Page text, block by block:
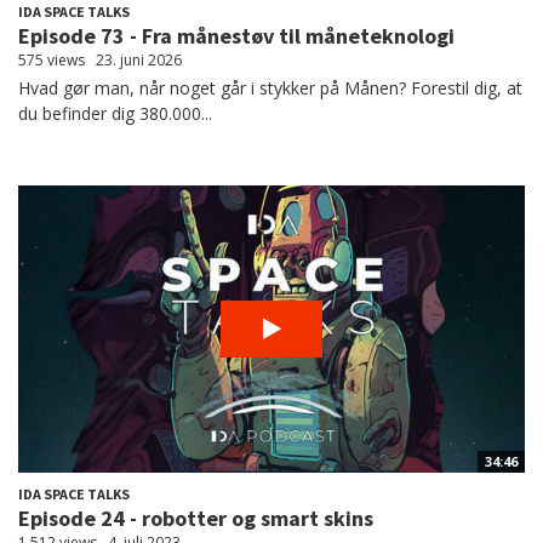
IDA SPACE TALKS
Episode 73 - Fra månestøv til måneteknologi
575 views 23. juni 2026
Hvad gør man, når noget går i stykker på Månen? Forestil dig, at
du befinder dig 380.000...
34:46
IDA SPACE TALKS
Episode 24 - robotter og smart skins